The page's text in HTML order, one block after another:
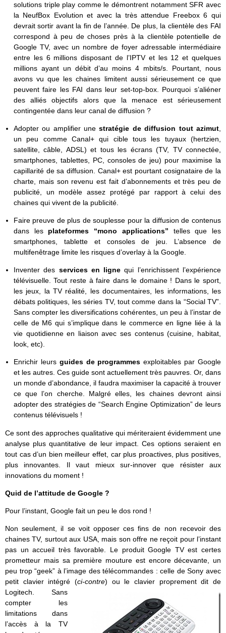
solutions triple play comme le démontrent notamment SFR avec
la NeufBox Evolution et avec la très attendue Freebox 6 qui
devrait sortir avant la fin de l’année. De plus, la clientèle des FAI
correspond à peu de choses près à la clientèle potentielle de
Google TV, avec un nombre de foyer adressable intermédiaire
entre les 6 millions disposant de l’IPTV et les 12 et quelques
millions ayant un débit d’au moins 4 mbits/s. Pourtant, nous
avons vu que les chaines limitent aussi sérieusement ce que
peuvent faire les FAI dans leur set-top-box. Pourquoi s’aliéner
des alliés objectifs alors que la menace est sérieusement
contingentée dans leur canal de diffusion ?
Adopter ou amplifier unestratégie de diffusion tout azimut,
un peu comme Canal+ qui cible tous les tuyaux (hertzien,
satellite, câble, ADSL) et tous les écrans (TV, TV connectée,
smartphones, tablettes, PC, consoles de jeu) pour maximise la
capillarité de sa diffusion. Canal+ est pourtant cosignataire de la
charte, mais son revenu est fait d’abonnements et très peu de
publicité, un modèle assez protégé par rapport à celui des
chaines qui vivent de la publicité.
Faire preuve de plus de souplesse pour la diffusion de contenus
dans les plateformes “mono applications” telles que les
smartphones, tablette et consoles de jeu. L’absence de
multifenêtrage limite les risques d’overlay à la Google.
Inventer des services en lignequi l’enrichissent l’expérience
télévisuelle. Tout reste à faire dans le domaine ! Dans le sport,
les jeux, la TV réalité, les documentaires, les informations, les
débats politiques, les séries TV, tout comme dans la “Social TV”.
Sans compter les diversifications cohérentes, un peu à l’instar de
celle de M6 qui s’implique dans le commerce en ligne liée à la
vie quotidienne en liaison avec ses contenus (cuisine, habitat,
look, etc).
Enrichir leurs guides de programmesexploitables par Google
et les autres. Ces guide sont actuellement très pauvres. Or, dans
un monde d’abondance, il faudra maximiser la capacité à trouver
ce que l’on cherche. Malgré elles, les chaines devront ainsi
adopter des stratégies de “Search Engine Optimization” de leurs
contenus télévisuels !
Ce sont des approches qualitative qui mériteraient évidemment une
analyse plus quantitative de leur impact. Ces options seraient en
tout cas d’un bien meilleur effet, car plus proactives, plus positives,
plus innovantes. Il vaut mieux sur-innover que résister aux
innovations du moment !
Quid de l’attitude de Google ?
Pour l’instant, Google fait un peu le dos rond !
Non seulement, il se voit opposer ces fins de non recevoir des
chaines TV, surtout aux USA, mais son offre ne reçoit pour l’instant
pas un accueil très favorable. Le produit Google TV est certes
prometteur mais sa première mouture est encore décevante, un
peu trop “geek” à l’image des télécommandes : celle de Sony avec
petit clavier intégré (ci-contre) ou le clavier proprement dit de
Logitech. Sans
compter les
limitations dans
l’accès à la TV